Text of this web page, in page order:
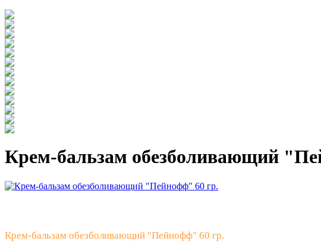
Крем-бальзам обезболивающий
Крем-бальзам обезболивающий "Пейнофф" 60 гр.